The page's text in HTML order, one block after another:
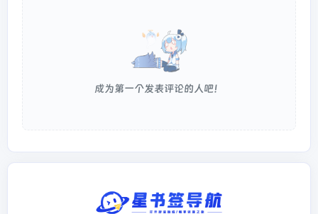
成为第一个发表评论的人吧！